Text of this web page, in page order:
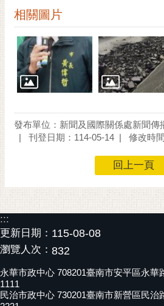
相關圖片
發布單位：新聞及國際關係處新聞傳
刊登日期：114-05-14
修改時
回上一頁
:::
更新日期： 115-08-08
瀏覽人次： 832
永華市政中心 708201臺南市安平區永華
1111
民治市政中心 730201臺南市新營區民治